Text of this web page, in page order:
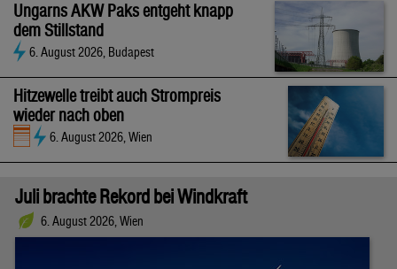
Ungarns AKW Paks entgeht knapp
dem Stillstand
6. August 2026, Budapest
Hitzewelle treibt auch Strompreis
wieder nach oben
6. August 2026, Wien
Juli brachte Rekord bei Windkraft
6. August 2026, Wien